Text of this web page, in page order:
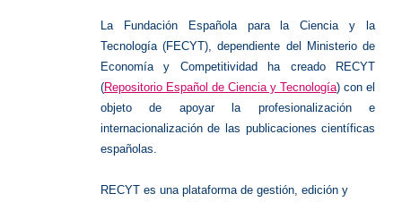
La Fundación Española para la Ciencia y la
Tecnología (FECYT), dependiente del Ministerio de
Economí­a y Competitividad ha creado RECYT
(Repositorio Español de Ciencia y Tecnologí­a) con el
objeto de apoyar la profesionalización e
internacionalización de las publicaciones cientí­ficas
españolas.
RECYT es una plataforma de gestión, edición y